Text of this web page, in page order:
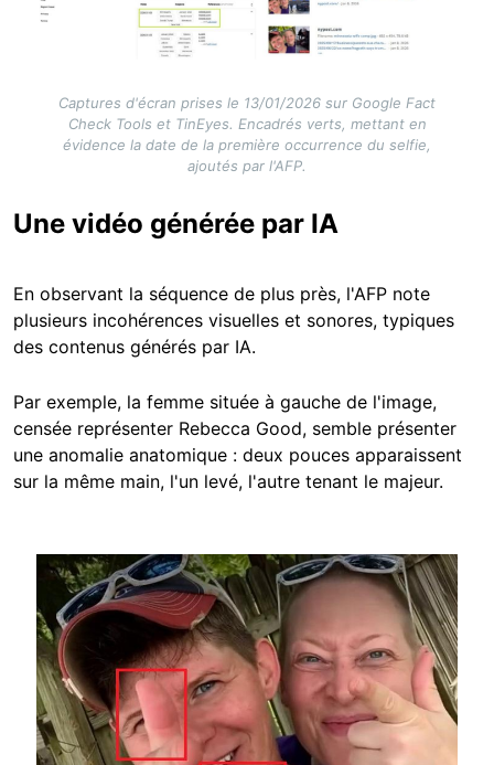
Captures d'écran prises le 13/01/2026 sur Google Fact
Check Tools et TinEyes. Encadrés verts, mettant en
évidence la date de la première occurrence du selfie,
ajoutés par l'AFP.
Une vidéo générée par IA
En observant la séquence de plus près, l'AFP note
plusieurs incohérences visuelles et sonores, typiques
des contenus générés par IA.
Par exemple, la femme située à gauche de l'image,
censée représenter Rebecca Good, semble présenter
une anomalie anatomique : deux pouces apparaissent
sur la même main, l'un levé, l'autre tenant le majeur.
Image